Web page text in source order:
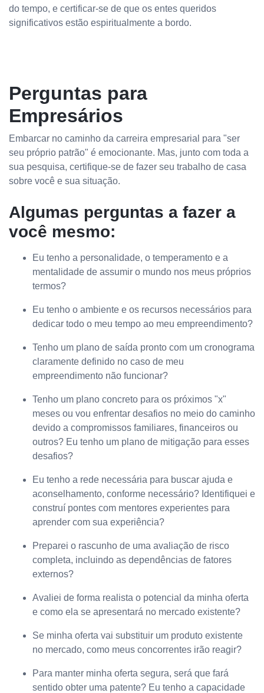
do tempo, e certificar-se de que os entes queridos
significativos estão espiritualmente a bordo.
Perguntas para
Empresários
Embarcar no caminho da carreira empresarial para "ser
seu próprio patrão" é emocionante. Mas, junto com toda a
sua pesquisa, certifique-se de fazer seu trabalho de casa
sobre você e sua situação.
Algumas perguntas a fazer a
você mesmo:
Eu tenho a personalidade, o temperamento e a
mentalidade de assumir o mundo nos meus próprios
termos?
Eu tenho o ambiente e os recursos necessários para
dedicar todo o meu tempo ao meu empreendimento?
Tenho um plano de saída pronto com um cronograma
claramente definido no caso de meu
empreendimento não funcionar?
Tenho um plano concreto para os próximos "x"
meses ou vou enfrentar desafios no meio do caminho
devido a compromissos familiares, financeiros ou
outros? Eu tenho um plano de mitigação para esses
desafios?
Eu tenho a rede necessária para buscar ajuda e
aconselhamento, conforme necessário? Identifiquei e
construí pontes com mentores experientes para
aprender com sua experiência?
Preparei o rascunho de uma avaliação de risco
completa, incluindo as dependências de fatores
externos?
Avaliei de forma realista o potencial da minha oferta
e como ela se apresentará no mercado existente?
Se minha oferta vai substituir um produto existente
no mercado, como meus concorrentes irão reagir?
Para manter minha oferta segura, será que fará
sentido obter uma patente? Eu tenho a capacidade